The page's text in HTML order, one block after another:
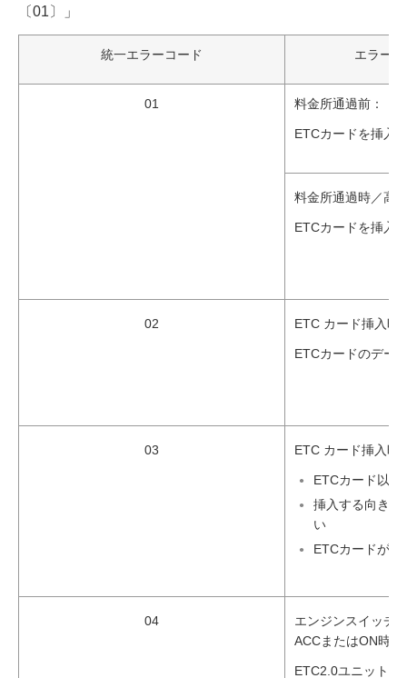
〔01〕」
統一エラーコード エラー
01 料金所通過前：
ETCカードを挿入
料金所通過時／高
ETCカードを挿入
02 ETC カード挿入時
ETCカードのデー
03 ETC カード挿入時
ETCカード以外
挿入する向き（
い
ETCカードが汚
04
エンジンスイッチ
ACCまたはON時：
ETC2.0ユニットの